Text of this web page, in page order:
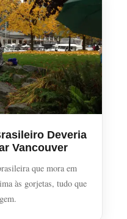
Deveria
Vancouver
que mora em
às gorjetas, tudo que